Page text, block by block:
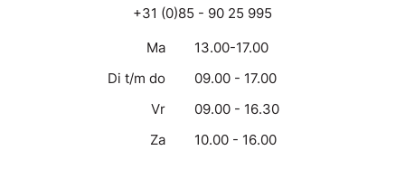
+31 (0)85 - 90 25 995
Ma
13.00-17.00
Di t/m do
09.00 - 17.00
Vr
09.00 - 16.30
Za
10.00 - 16.00